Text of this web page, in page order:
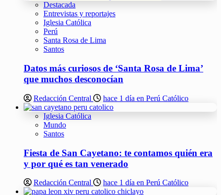
Destacada
Entrevistas y reportajes
Iglesia Católica
Perú
Santa Rosa de Lima
Santos
Datos más curiosos de ‘Santa Rosa de Lima’
que muchos desconocían
Redacción Central hace 1 día en Perú Católico
Iglesia Católica
Mundo
Santos
Fiesta de San Cayetano: te contamos quién era
y por qué es tan venerado
Redacción Central hace 1 día en Perú Católico